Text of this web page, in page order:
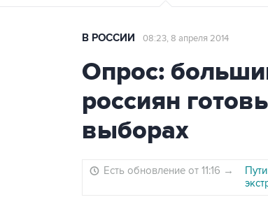
В РОССИИ 08:23, 8 апреля 2014
Опрос:
россиян
выборах
Есть обновление от 11:16 →